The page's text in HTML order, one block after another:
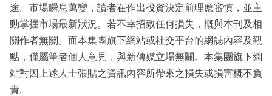
途。市場瞬息萬變，讀者在作出投資決定前理應審慎，並主
動掌握市場最新狀況。若不幸招致任何損失，概與本刊及相
關作者無關。而本集團旗下網站或社交平台的網誌內容及觀
點，僅屬筆者個人意見，與新傳媒立場無關。本集團旗下網
站對因上述人士張貼之資訊內容所帶來之損失或損害概不負
責。